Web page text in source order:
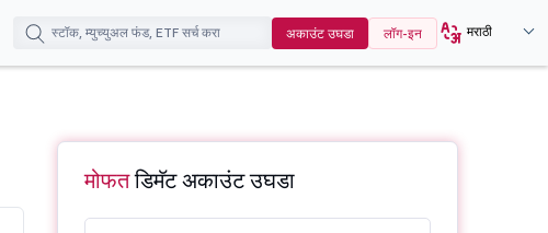
अकाउंट उघडा लॉग-इन मराठी
मोफतडिमॅट अकाउंट उघडा